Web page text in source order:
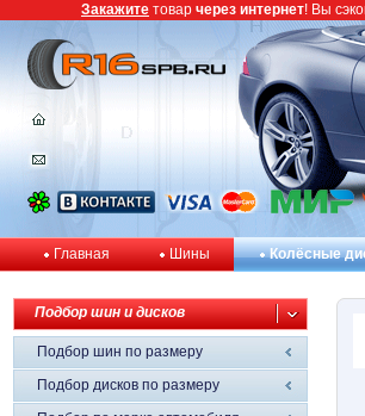
Главная Шины Колёсные
Подбор шин и дисков
Подбор шин по размеру
Подбор дисков по размеру
Закажите товар через интернет! Вы